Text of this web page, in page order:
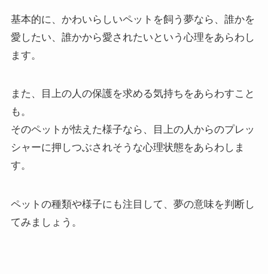
基本的に、かわいらしいペットを飼う夢なら、誰かを
愛したい、誰かから愛されたいという心理をあらわし
ます。
また、目上の人の保護を求める気持ちをあらわすこと
も。
そのペットが怯えた様子なら、目上の人からのプレッ
シャーに押しつぶされそうな心理状態をあらわしま
す。
ペットの種類や様子にも注目して、夢の意味を判断し
てみましょう。